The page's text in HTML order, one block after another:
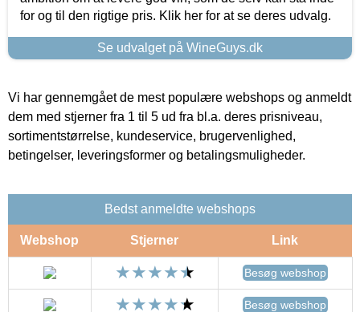
for og til den rigtige pris. Klik her for at se deres udvalg.
Se udvalget på WineGuys.dk
Vi har gennemgået de mest populære webshops og anmeldt
dem med stjerner fra 1 til 5 ud fra bl.a. deres prisniveau,
sortimentstørrelse, kundeservice, brugervenlighed,
betingelser, leveringsformer og betalingsmuligheder.
Bedst anmeldte webshops
Webshop Stjerner Link
Besøg webshop
Besøg webshop